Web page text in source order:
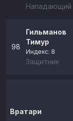
Нападающий
98
Гильманов
Тимур
Индекс: 8
Защитник
Вратари